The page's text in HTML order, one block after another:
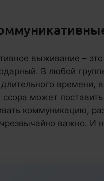
выживание –
В любой
длительного времени,
ссора может
коммуникацию,
важно. И